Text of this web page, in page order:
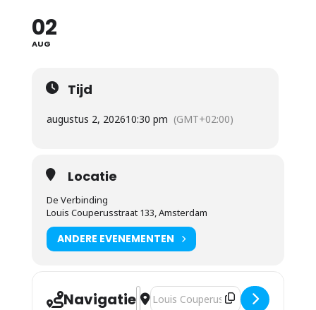
02
AUG
Tijd
augustus 2, 202610:30 pm (GMT+02:00)
Locatie
De Verbinding
Louis Couperusstraat 133, Amsterdam
ANDERE EVENEMENTEN
NavigatieAdres - Wilbert de Goei - Omgaan
Bestemmingsadres - Wilbert de